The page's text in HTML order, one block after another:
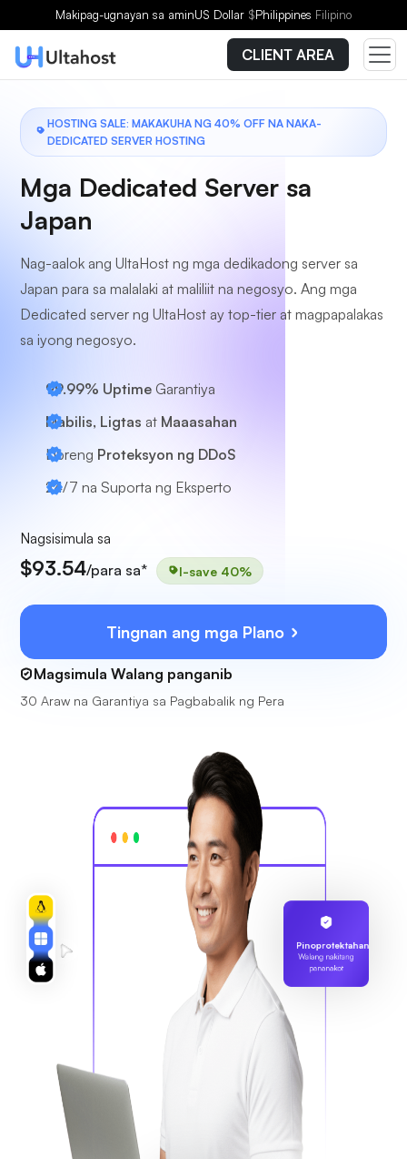
Makipag-ugnayan sa aminUS Dollar $Philippines Filipino
CLIENT AREA
HOSTING SALE: MAKAKUHA NG 40% OFF NA NAKA-
DEDICATED SERVER HOSTING
Mga Dedicated Server sa
Japan
Nag-aalok ang UltaHost ng mga dedikadong server sa
Japan para sa malalaki at maliliit na negosyo. Ang mga
Dedicated server ng UltaHost ay top-tier at magpapalakas
sa iyong negosyo.
99.99% Uptime Garantiya
Mabilis, Ligtas at Maaasahan
Libreng Proteksyon ng DDoS
24/7 na Suporta ng Eksperto
Nagsisimula sa
$93.54/para sa* I-save 40%
Tingnan ang mga Plano
Magsimula Walang panganib
30 Araw na Garantiya sa Pagbabalik ng Pera
Pinoprotektahan
Walang nakitang
pananakot